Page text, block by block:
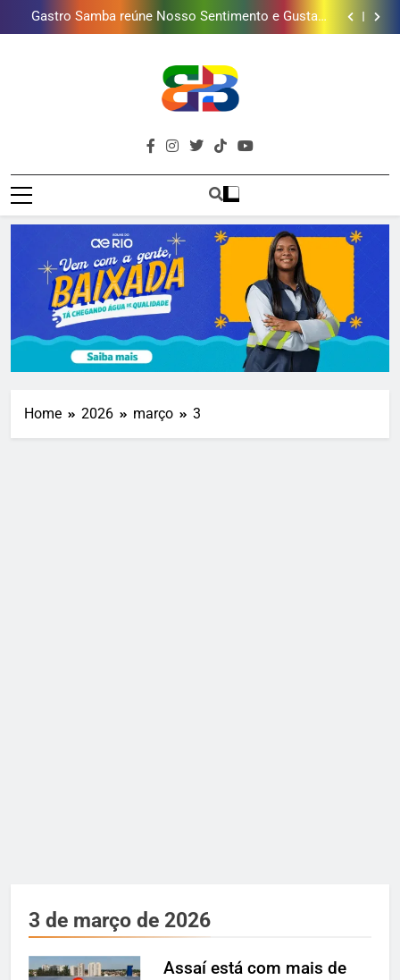
presentear o seu pai. Descubra como escolher o que
Gastro Samba reúne Nosso Sentimento e Gustavo
Lins em Nova Iguaçu neste fim de semana
Shopping Grande Rio sorteia MacBook e oferece
de água por ano na Baixada Fluminense
Guanabara tem diversas opções de vinhos para
presentear o seu pai. Descubra como escolher o que
mais combina com ele
Gastro Samba reúne Nosso Sentimento e Gustavo
Lins em Nova Iguaçu neste fim de semana
Shopping Grande Rio sorteia MacBook e oferece
vinho em campanha de Dia dos Pais
Obra garante a preservação de 190 milhões de litros
Brava
Baixada
Baixada Fluminense Em Destaque!
Home 2026 março 3
3 de março de 2026
Assaí está com mais de